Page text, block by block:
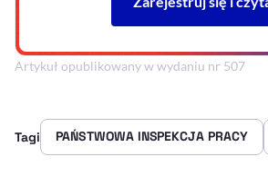
Artykuł opublikowany w wydaniu nr 507
Tagi PAŃSTWOWA INSPEKCJA PRACY